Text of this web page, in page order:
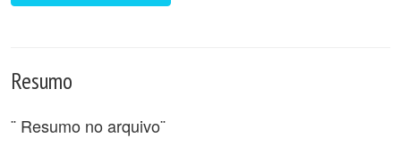
Resumo
¨ Resumo no arquivo¨